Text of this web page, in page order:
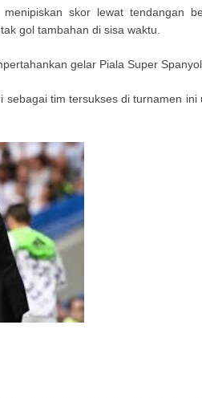
skor lewat tendangan
gol tambahan di sisa waktu.
gelar Piala Super
sebagai tim tersukses di turnamen ini